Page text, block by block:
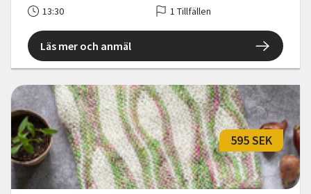
13:30 1 Tillfällen
Läs mer och anmäl
595 SEK